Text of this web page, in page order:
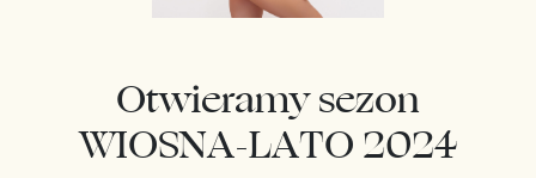
Otwieramy sezon
WIOSNA-LATO 2024